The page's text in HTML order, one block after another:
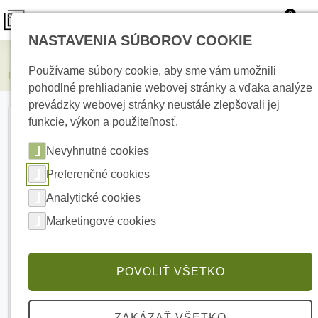
0
HIKVISION DS-KABV8113-RS/SURFACE Strieška
NASTAVENIA SÚBOROV COOKIE
Používame súbory cookie, aby sme vám umožnili
pohodlné prehliadanie webovej stránky a vďaka analýze
prevádzky webovej stránky neustále zlepšovali jej
funkcie, výkon a použiteľnosť.
Nevyhnutné cookies
Preferenčné cookies
Analytické cookies
Marketingové cookies
POVOLIŤ VŠETKO